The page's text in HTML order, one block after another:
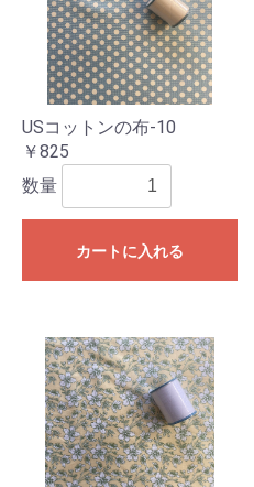
USコットンの布-10
￥825
数量
カートに入れる